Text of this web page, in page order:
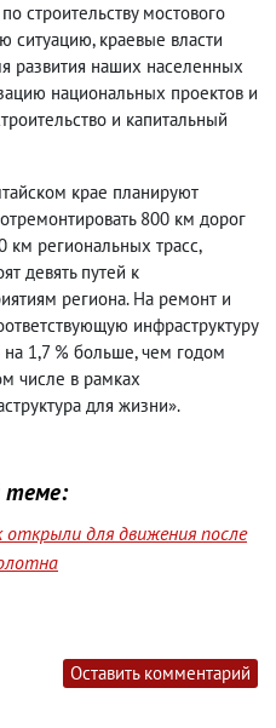
строительству мостового
ситуацию, краевые власти
развития наших населенных
национальных проектов и
и капитальный
крае планируют
800 км дорог
км региональных трасс,
девять путей к
региона. На ремонт и
инфраструктуру
на 1,7 % больше, чем годом
числе в рамках
для жизни».
теме:
открыли для движения после
Оставить комментарий